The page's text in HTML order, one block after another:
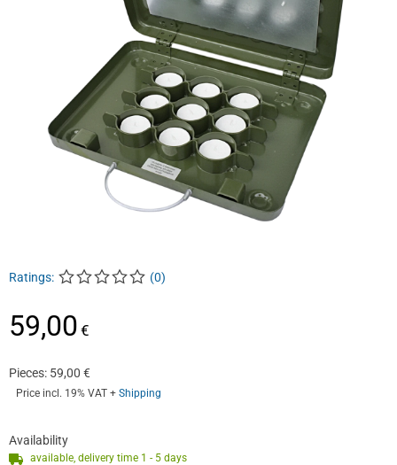
Ratings: (0)
59,00 €
Pieces: 59,00 €
Price incl. 19% VAT + Shipping
Availability
available, delivery time 1 - 5 days